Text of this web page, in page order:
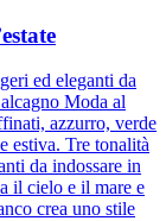
ed eleganti da
Moda al
azzurro, verde
estiva. Tre tonalità
da indossare in
il cielo e il mare e
crea uno stile